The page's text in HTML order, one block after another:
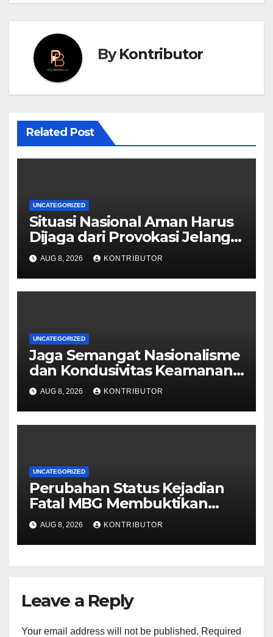
ByKontributor
Related Post
UNCATEGORIZED
Situasi Nasional Aman Harus
Dijaga dari Provokasi Jelang
HUT ke-81 RI
AUG 8, 2026 KONTRIBUTOR
UNCATEGORIZED
Jaga Semangat Nasionalisme
dan Kondusivitas Keamanan
Papua Jelang HUT Ke-81 RI
AUG 8, 2026 KONTRIBUTOR
UNCATEGORIZED
Perubahan Status Kejadian
Fatal MBG Membuktikan
Pemerintah Tidak Main-main
AUG 8, 2026 KONTRIBUTOR
Leave a Reply
Your email address will not be published. Required